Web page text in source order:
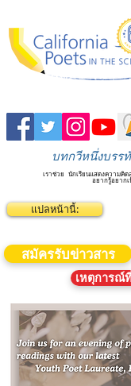
บทกวีหนึ่งบรร
เราช่วย นักเรียนแสดงความคิด
อยากรู้อยากเ
แปลหน้านี้:
สมัครรับข่าวสาร
เหตุการณ์